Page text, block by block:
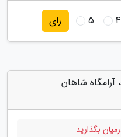
4
5 رای
شاهان
بگذارید